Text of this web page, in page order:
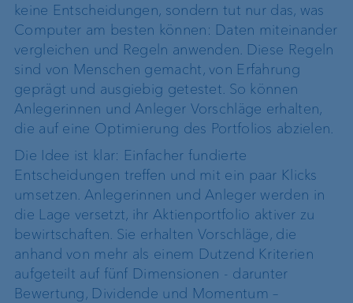
keine Entscheidungen, sondern tut nur das, was
Computer am besten können: Daten miteinander
vergleichen und Regeln anwenden. Diese Regeln
sind von Menschen gemacht, von Erfahrung
geprägt und ausgiebig getestet. So können
Anlegerinnen und Anleger Vorschläge erhalten,
die auf eine Optimierung des Portfolios abzielen.
Die Idee ist klar: Einfacher fundierte
Entscheidungen treffen und mit ein paar Klicks
umsetzen. Anlegerinnen und Anleger werden in
die Lage versetzt, ihr Aktienportfolio aktiver zu
bewirtschaften. Sie erhalten Vorschläge, die
anhand von mehr als einem Dutzend Kriterien
aufgeteilt auf fünf Dimensionen - darunter
Bewertung, Dividende und Momentum –